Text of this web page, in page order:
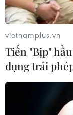
vietnamplus.vn
Tiến "Bịp"
dụng trái